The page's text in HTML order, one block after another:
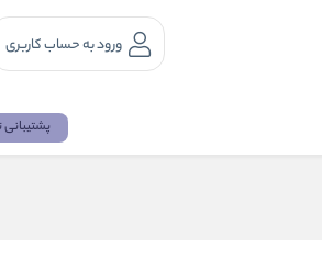
ورود به حساب کاربری